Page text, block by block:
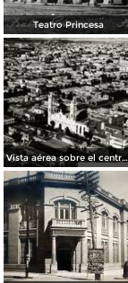
Teatro Princesa
Vista aérea sobre el centro de Torreón